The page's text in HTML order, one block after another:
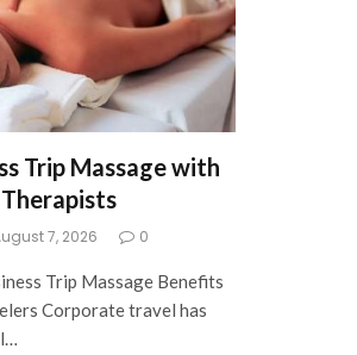
Trip Massage with
7, 2026 0
Trip Massage Benefits
Corporate travel has